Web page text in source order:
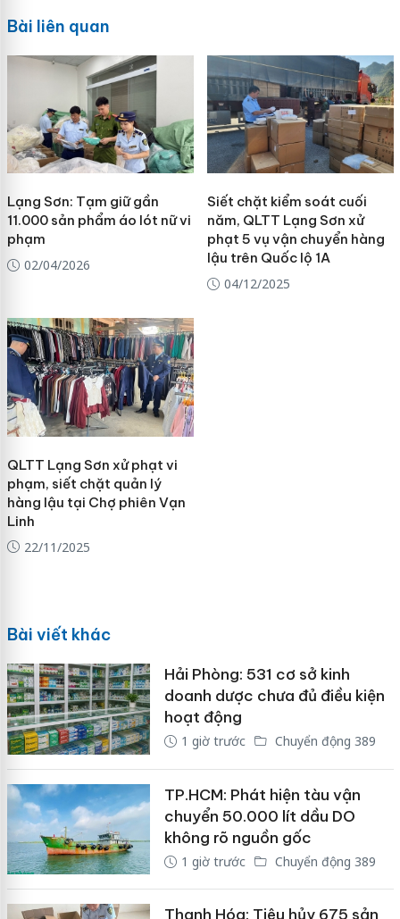
Bài liên quan
Lạng Sơn: Tạm giữ gần
11.000 sản phẩm áo lót nữ vi
phạm
02/04/2026
Siết chặt kiểm soát cuối
năm, QLTT Lạng Sơn xử
phạt 5 vụ vận chuyển hàng
lậu trên Quốc lộ 1A
04/12/2025
QLTT Lạng Sơn xử phạt vi
phạm, siết chặt quản lý
hàng lậu tại Chợ phiên Vạn
Linh
22/11/2025
Bài viết khác
Hải Phòng: 531 cơ sở kinh
doanh dược chưa đủ điều kiện
hoạt động
1 giờ trước Chuyển động 389
TP.HCM: Phát hiện tàu vận
chuyển 50.000 lít dầu DO
không rõ nguồn gốc
1 giờ trước Chuyển động 389
Thanh Hóa: Tiêu hủy 675 sản